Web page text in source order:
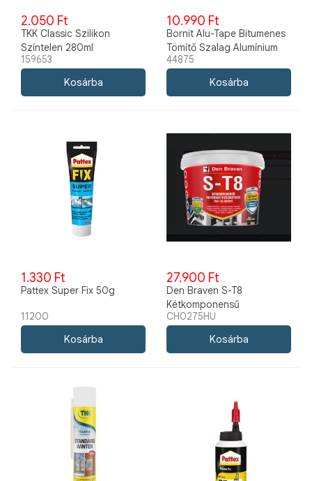
2.050 Ft
TKK Classic Szilikon
Színtelen 280ml
159653
10.990 Ft
Bornit Alu-Tape Bitumenes
Tömítő Szalag Alumínium
10cmx10m
44875
1.330 Ft
Pattex Super Fix 50g
11200
27.900 Ft
Den Braven S-T8
Kétkomponensű
Vízszigetelés 14kg
CH0275HU